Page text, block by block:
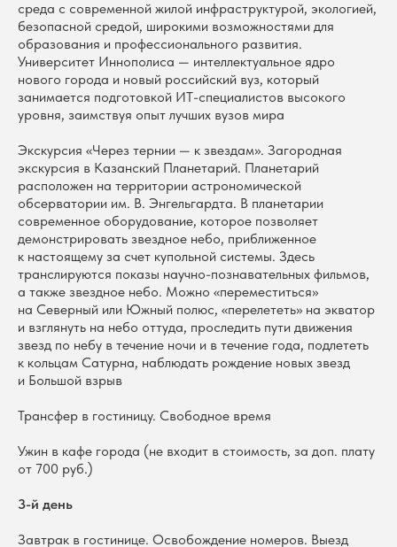
среда с современной жилой инфраструктурой, экологией,
безопасной средой, широкими возможностями для
образования и профессионального развития.
Университет Иннополиса — интеллектуальное ядро
нового города и новый российский вуз, который
занимается подготовкой ИТ-специалистов высокого
уровня, заимствуя опыт лучших вузов мира
Экскурсия «Через тернии — к звездам». Загородная
экскурсия в Казанский Планетарий. Планетарий
расположен на территории астрономической
обсерватории им. В. Энгельгардта. В планетарии
современное оборудование, которое позволяет
демонстрировать звездное небо, приближенное
к настоящему за счет купольной системы. Здесь
транслируются показы научно-познавательных фильмов,
а также звездное небо. Можно «переместиться»
на Северный или Южный полюс, «перелететь» на экватор
и взглянуть на небо оттуда, проследить пути движения
звезд по небу в течение ночи и в течение года, подлететь
к кольцам Сатурна, наблюдать рождение новых звезд
и Большой взрыв
Трансфер в гостиницу. Свободное время
Ужин в кафе города (не входит в стоимость, за доп. плату
от 700 руб.)
3-й день
Завтрак в гостинице. Освобождение номеров. Выезд